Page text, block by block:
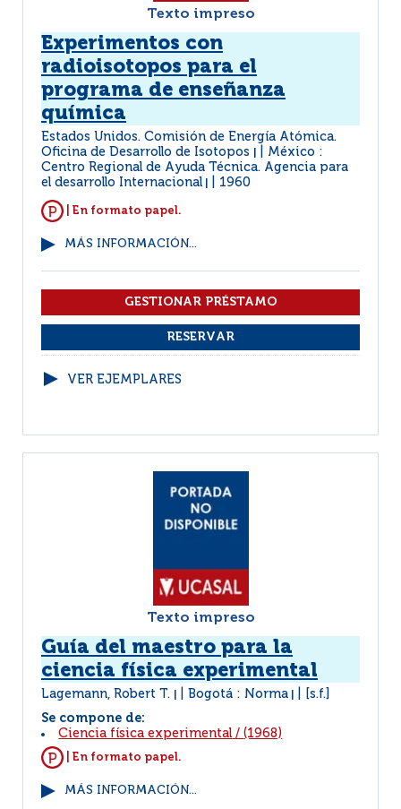
Texto impreso
Experimentos con
radioisotopos para el
programa de enseñanza
química
Estados Unidos. Comisión de Energía Atómica.
Oficina de Desarrollo de Isotopos
México :
Centro Regional de Ayuda Técnica. Agencia para
el desarrollo Internacional
1960
| En formato papel.
MÁS INFORMACIÓN...
VER EJEMPLARES
Texto impreso
Guía del maestro para la
ciencia física experimental
Lagemann, Robert T. Bogotá : Norma
[s.f.]
Se compone de:
Ciencia física experimental /(1968)
| En formato papel.
MÁS INFORMACIÓN...